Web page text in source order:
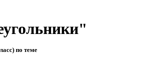
по теме